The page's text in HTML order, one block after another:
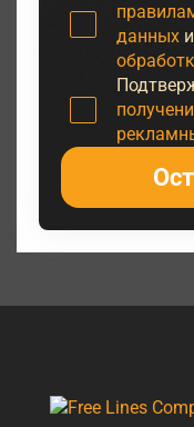
данныхи